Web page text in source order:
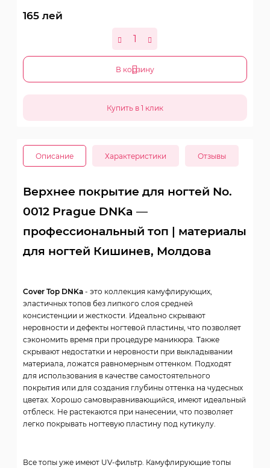
165 лей
В корзину
Описание Характеристики Отзывы
Верхнее покрытие для ногтей No.
0012 Prague DNKa —
профессиональный топ | материалы
для ногтей Кишинев, Молдова
Cover Top DNKa - это коллекция камуфлирующих,
эластичных топов без липкого слоя средней
консистенции и жесткости. Идеально скрывают
неровности и дефекты ногтевой пластины, что позволяет
сэкономить время при процедуре маникюра. Также
скрывают недостатки и неровности при выкладывании
материала, ложатся равномерным оттенком. Подходят
для использования в качестве самостоятельного
покрытия или для создания глубины оттенка на чудесных
цветах. Хорошо самовыравнивающийся, имеют идеальный
отблеск. Не растекаются при нанесении, что позволяет
легко покрывать ногтевую пластину под кутикулу.
Все топы уже имеют UV-фильтр. Камуфлирующие топы